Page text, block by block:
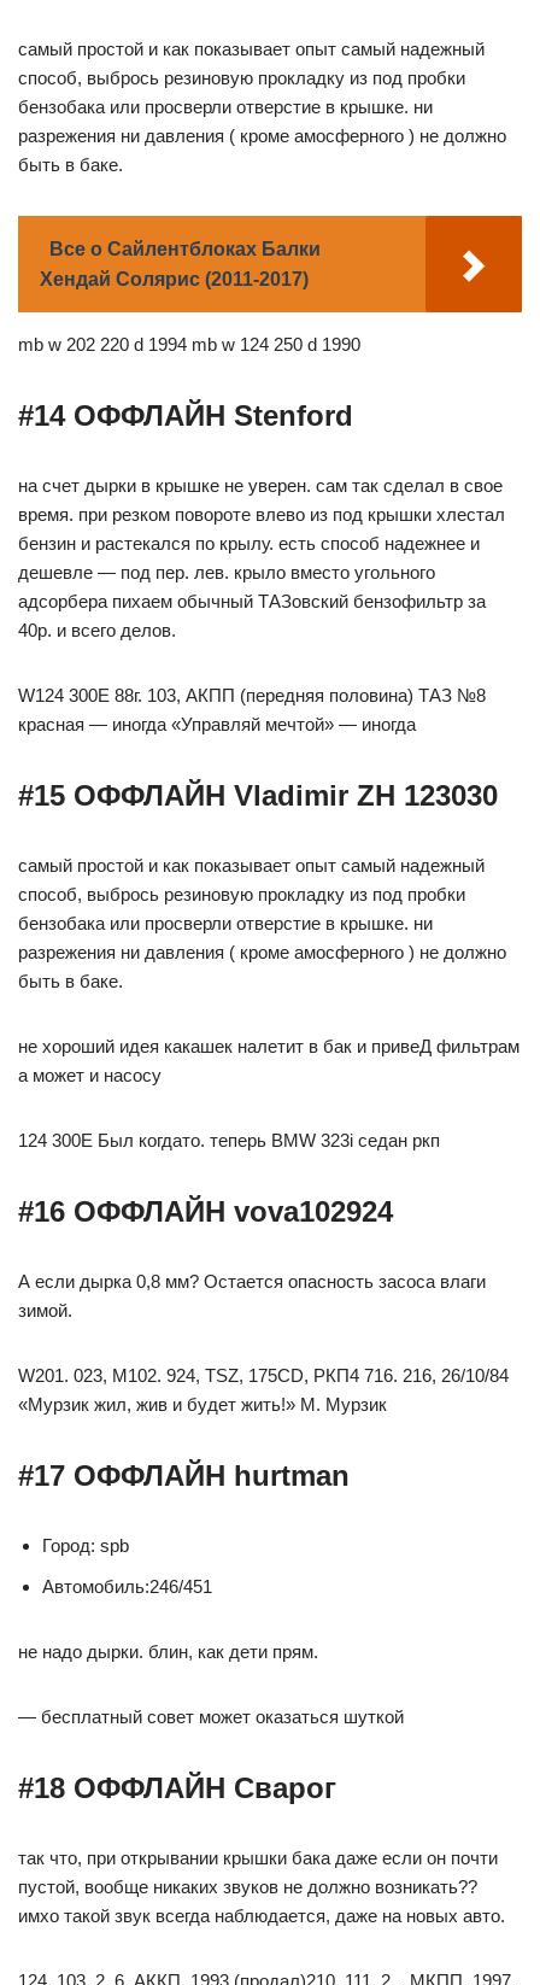
самый простой и как показывает опыт самый надежный
способ, выбрось резиновую прокладку из под пробки
бензобака или просверли отверстие в крышке. ни
разрежения ни давления ( кроме амосферного ) не должно
быть в баке.
Все о Сайлентблоках Балки
Хендай Солярис (2011-2017)
mb w 202 220 d 1994 mb w 124 250 d 1990
#14 ОФФЛАЙН Stenford
на счет дырки в крышке не уверен. сам так сделал в свое
время. при резком повороте влево из под крышки хлестал
бензин и растекался по крылу. есть способ надежнее и
дешевле — под пер. лев. крыло вместо угольного
адсорбера пихаем обычный ТАЗовский бензофильтр за
40р. и всего делов.
W124 300E 88г. 103, АКПП (передняя половина) ТАЗ №8
красная — иногда «Управляй мечтой» — иногда
#15 ОФФЛАЙН Vladimir ZH 123030
самый простой и как показывает опыт самый надежный
способ, выбрось резиновую прокладку из под пробки
бензобака или просверли отверстие в крышке. ни
разрежения ни давления ( кроме амосферного ) не должно
быть в баке.
не хороший идея какашек налетит в бак и привеД фильтрам
а может и насосу
124 300E Был когдато. теперь BMW 323i седан ркп
#16 ОФФЛАЙН vova102924
А если дырка 0,8 мм? Остается опасность засоса влаги
зимой.
W201. 023, M102. 924, TSZ, 175CD, РКП4 716. 216, 26/10/84
«Мурзик жил, жив и будет жить!» М. Мурзик
#17 ОФФЛАЙН hurtman
Город: spb
Автомобиль:246/451
не надо дырки. блин, как дети прям.
— бесплатный совет может оказаться шуткой
#18 ОФФЛАЙН Сварог
так что, при открывании крышки бака даже если он почти
пустой, вообще никаких звуков не должно возникать??
имхо такой звук всегда наблюдается, даже на новых авто.